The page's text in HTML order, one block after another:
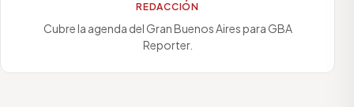
REDACCIÓN
Cubre la agenda del Gran Buenos Aires para GBA
Reporter.